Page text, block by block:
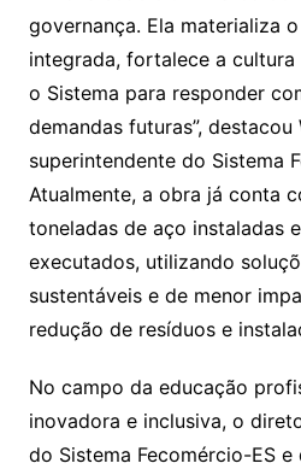
governança. Ela materializa
integrada, fortalece a
o Sistema para responder
demandas futuras”, destacou
superintendente do Sistema
Atualmente, a obra já conta
toneladas de aço instaladas
executados, utilizando
sustentáveis e de menor
redução de resíduos e
No campo da educação
inovadora e inclusiva, o
do Sistema Fecomércio-ES